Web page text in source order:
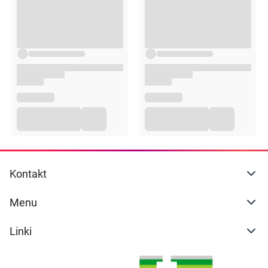
Niemowlęta w wieku od 3 do 6 miesięcy (o masie
ciała 5-7,6 kg): 3 razy po 1,25 ml w ciągu doby (co
odpowiada 150 mg ibuprofenu na dobę)
Niemowlęta w wieku od 6 do 12 miesięcy (o masie
ciała 7,7-9 kg): 3 do 4 razy po 1,25 ml w ciągu doby
Dzieci w wieku od 1 do 3 lat (o masie ciała 10-15 kg):
Dzieci od 4 do 6 lat (o masie ciała 16-20 kg): 3 razy
Dzieci w wieku od 7 do 9 lat (o masie ciała 21-29 kg):
kg): 3 razy po 7,5 ml w ciągu doby (co odpowiada
Kontakt
Menu
Linki